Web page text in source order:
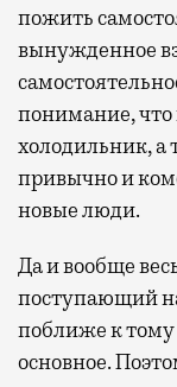
пожить
вынужденное
понимание,
холодильник, а
привычно и
новые люди.
Да и вообще
поступающий
поближе к тому
основное.